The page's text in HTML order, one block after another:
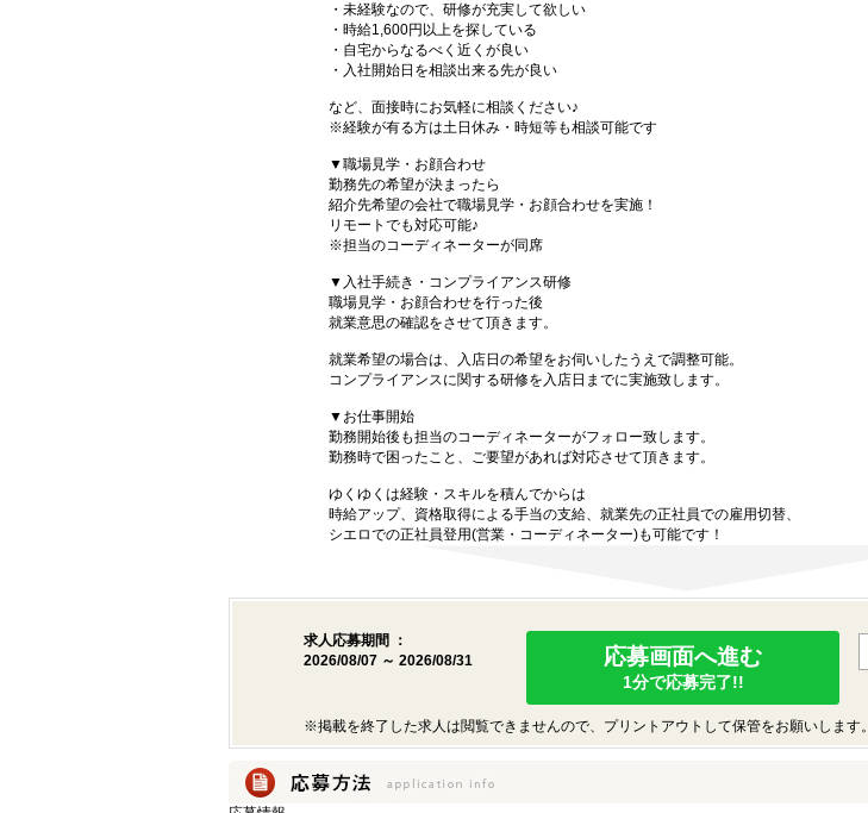
・未経験なので、研修が充実して欲しい
・時給1,600円以上を探している
・自宅からなるべく近くが良い
・入社開始日を相談出来る先が良い
など、面接時にお気軽に相談ください♪
※経験が有る方は土日休み・時短等も相談可能です
▼職場見学・お顔合わせ
勤務先の希望が決まったら
紹介先希望の会社で職場見学・お顔合わせを実施！
リモートでも対応可能♪
※担当のコーディネーターが同席
▼入社手続き・コンプライアンス研修
職場見学・お顔合わせを行った後
就業意思の確認をさせて頂きます。
就業希望の場合は、入店日の希望をお伺いしたうえで調整可能。
コンプライアンスに関する研修を入店日までに実施致します。
▼お仕事開始
勤務開始後も担当のコーディネーターがフォロー致します。
勤務時で困ったこと、ご要望があれば対応させて頂きます。
ゆくゆくは経験・スキルを積んでからは
時給アップ、資格取得による手当の支給、就業先の正社員での雇用切替、
シエロでの正社員登用(営業・コーディネーター)も可能です！
求人応募期間 ：
2026/08/07 ～ 2026/08/31
応募画面へ進む
1分で応募完了!!
※掲載を終了した求人は閲覧できませんので、プリントアウトして保管をお願いします。